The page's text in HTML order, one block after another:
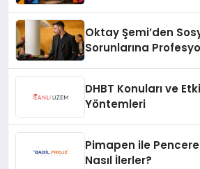
Oktay Şemi’den
Sorunlarına
DHBT Konuları ve
Yöntemleri
Pimapen ile
Nasıl İlerler?